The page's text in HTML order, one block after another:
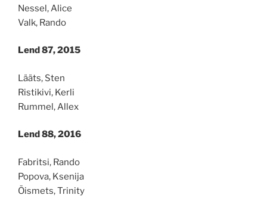
Nessel, Alice
Valk, Rando
Lend 87, 2015
Lääts, Sten
Ristikivi, Kerli
Rummel, Allex
Lend 88, 2016
Fabritsi, Rando
Popova, Ksenija
Õismets, Trinity